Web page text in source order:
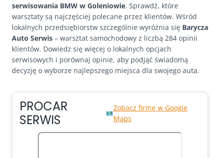
serwisowania BMW w Goleniowie. Sprawdź, które
warsztaty są najczęściej polecane przez klientów. Wśród
lokalnych przedsiębiorstw szczególnie wyróżnia się Barycza
Auto Serwis – warsztat samochodowy z liczbą 284 opinii
klientów. Dowiedz się więcej o lokalnych opcjach
serwisowych i porównaj opinie, aby podjąć świadomą
decyzję o wyborze najlepszego miejsca dla swojego auta.
PROCAR
SERWIS
Zobacz firmę w Google
Maps